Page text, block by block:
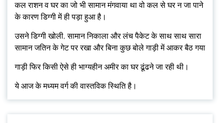
कल राशन व घर का जो भी सामान मंगवाया था वो कल से घर न जा पाने
के कारण डिग्गी में ही पड़ा हुआ है।
उसने डिग्गी खोली, सामान निकाला और लंच पैकेट के साथ साथ सारा
सामान जतिन के गेट पर रखा और बिना कुछ बोले गाड़ी में आकर बैठ गया
गाड़ी फिर किसी ऐसे ही भाग्यहीन अमीर का घर ढूंढने जा रही थी।
ये आज के मध्यम वर्ग की वास्तविक स्थिति है।